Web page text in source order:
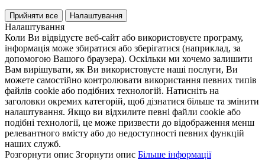
Прийняти все Налаштування
Налаштування
Коли Ви відвідуєте веб-сайт або використовуєте програму,
інформація може збиратися або зберігатися (наприклад, за
допомогою Вашого браузера). Оскільки ми хочемо залишити
Вам вирішувати, як Ви використовуєте наші послуги, Ви
можете самостійно контролювати використання певних типів
файлів cookie або подібних технологій. Натисніть на
заголовки окремих категорій, щоб дізнатися більше та змінити
налаштування. Якщо ви відхилите певні файли cookie або
подібні технології, це може призвести до відображення менш
релевантного вмісту або до недоступності певних функцій
наших служб.
Розгорнути опис Згорнути опис Більше інформації